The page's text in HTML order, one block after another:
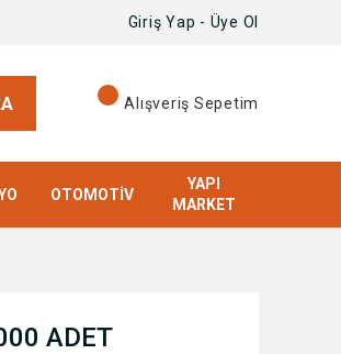
Giriş Yap - Üye Ol
Alışveriş Sepetim
OTOMOTIV
YAPI
MARKET
ADET